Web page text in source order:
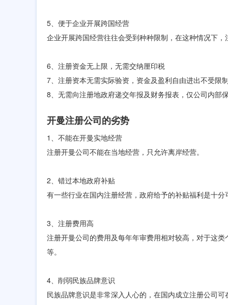
5、便于企业开展跨国经营
企业开展跨国经营往往会受到种种限制，在这种情况下
6、注册资金无上限，无需交纳厘印税
7、注册资本无需实际验资，资金及盈利自由进出不受限
8、无需向注册地政府递交年报及财务报表，仅公司内部
开曼注册公司的劣势
1、不能在开曼实地经营
注册开曼公司不能在当地经营，只允许离岸经营。
2、错过本地政府补贴
有一些行业在国内注册经营，政府给予的补贴福利是十
3、注册费用高
注册开曼公司的费用及每年年审费用相对较高，对于这
等。
4、削弱民族品牌意识
民族品牌意识是非常深入人心的，在国内成立注册公司